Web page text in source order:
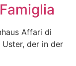
Affari di
der in der